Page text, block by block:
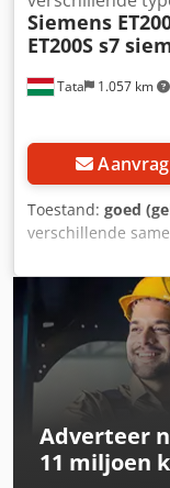
Tata 1.057 km
Siemens
ET200S s7
Toestand: goed
verschillende
Interfacemodule
Profibus-DP
onderdelen:
ET200S 1 - IM
PM-E 6ES7 138-
- 4DO 6ES7 132-
Adverteer
11 miljoen